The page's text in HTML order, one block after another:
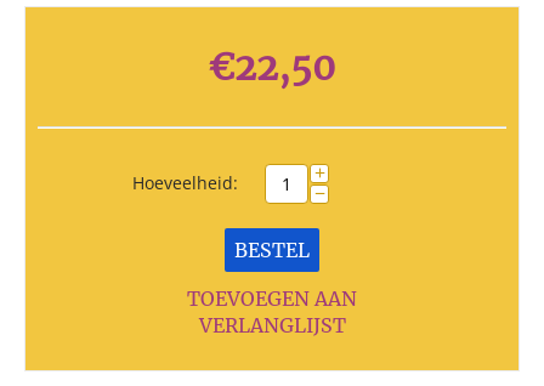
€22,50
Hoeveelheid: +
−
BESTEL
TOEVOEGEN AAN
VERLANGLIJST